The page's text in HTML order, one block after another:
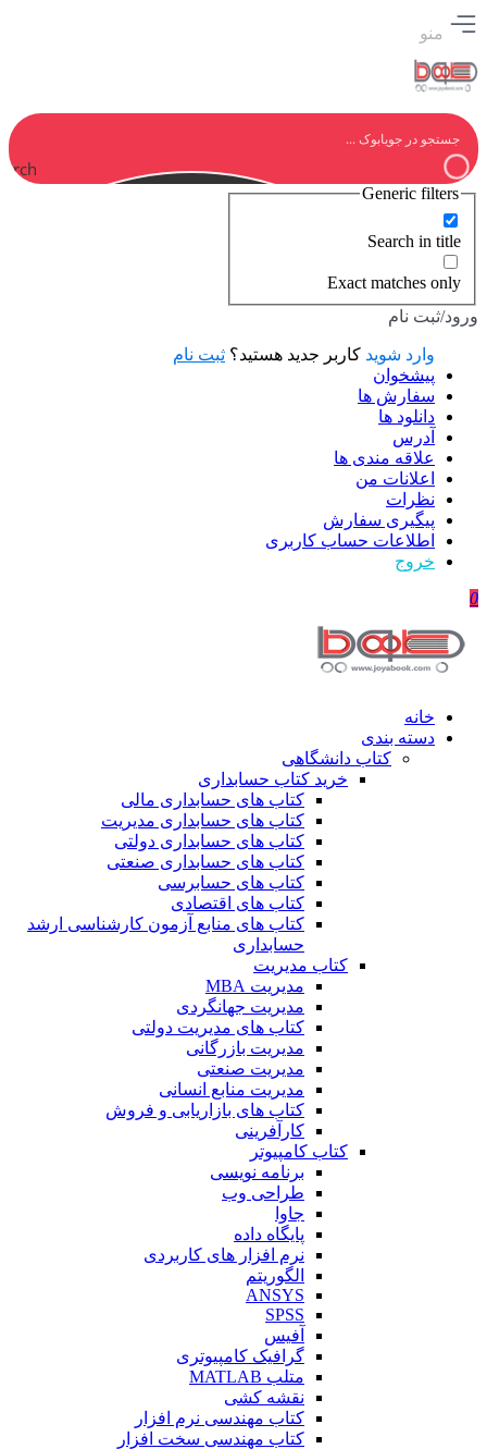
منو
Generic filters
Search in title
Exact matches only
ورود/ثبت نام
وارد شوید کاربر جدید هستید؟ ثبت نام
پیشخوان
سفارش ها
دانلود ها
آدرس
علاقه مندی ها
اعلانات من
نظرات
پیگیری سفارش
اطلاعات حساب كاربری
خروج
0
خانه
دسته بندی
کتاب دانشگاهی
خرید کتاب حسابداری
کتاب های حسابداری مالی
کتاب های حسابداری مدیریت
کتاب های حسابداری دولتی
کتاب های حسابداری صنعتی
کتاب های حسابرسی
کتاب های اقتصادی
کتاب های منابع آزمون کارشناسی ارشد
حسابداری
کتاب مدیریت
مدیریت MBA
مدیریت جهانگردی
کتاب های مدیریت دولتی
مدیریت بازرگانی
مدیریت صنعتی
مدیریت منابع انسانی
کتاب های بازاریابی و فروش
کارآفرینی
کتاب کامپیوتر
برنامه نویسی
طراحی وب
جاوا
پایگاه داده
نرم افزار های کاربردی
الگوریتم
ANSYS
SPSS
آفیس
گرافیک کامپیوتری
متلب MATLAB
نقشه کشی
کتاب مهندسی نرم افزار
کتاب مهندسی سخت افزار